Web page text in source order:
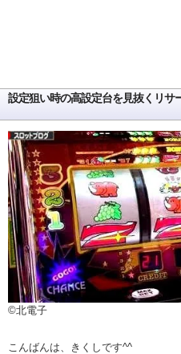
設定狙い時の高設定台を見抜くリ
©北電子
こんばんは、きくしです^^